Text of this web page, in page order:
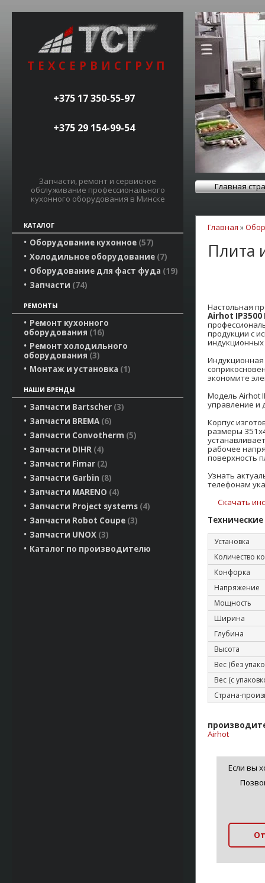
ТЕХСЕРВИСГРУП
+375 17 350-55-97
+375 29 154-99-54
Запчасти, ремонт и сервисное
обслуживание профессионального
кухонного оборудования в Минске
Главная
КАТАЛОГ
Оборудование кухонное 57
Холодильное оборудование 7
Оборудование для фаст фуда 19
Запчасти 74
РЕМОНТЫ
Ремонт кухонного
оборудования 16
Ремонт холодильного
оборудования 3
Монтаж и установка 1
НАШИ БРЕНДЫ
Запчасти Bartscher 3
Запчасти BREMA 6
Запчасти Convotherm 5
Запчасти DIHR 4
Запчасти Fimar 2
Запчасти Garbin 8
Запчасти MARENO 4
Запчасти Project systems 4
Запчасти Robot Coupe 3
Запчасти UNOX 3
Каталог по производителю
Главная »
Плита
Настольная
Airhot IP3500
продукции с
индукционных
Индукционная
экономите
Модель Airhot
управление и
Корпус
размеры
рабочее
поверхность
Узнать
телефонам
Скачать
Установка
Количество
Конфорка
Напряжение
Мощность
Ширина
Глубина
Высота
Вес (без
Вес (с
Страна-
Airhot
Если вы